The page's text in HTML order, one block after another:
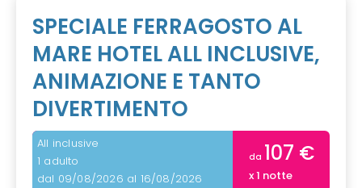
SPECIALE FERRAGOSTO AL
MARE HOTEL ALL INCLUSIVE,
ANIMAZIONE E TANTO
DIVERTIMENTO
All inclusive
1 adulto
dal 09/08/2026 al 16/08/2026
da 107 €
x 1 notte